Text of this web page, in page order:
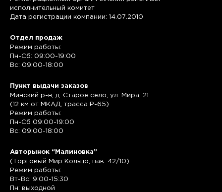
исполнительный комитет
Дата регистрации компании: 14.07.2010
Отдел продаж
Режим работы:
Пн-Сб: 09:00-19:00
Вс: 09:00-18:00
Пункт выдачи заказов
Минский р-н, д. Старое село, ул. Мира, 21
(12 км от МКАД, трасса P-65)
Режим работы:
Пн-Сб 09:00-19:00
Вс: 09:00-18:00
Авторынок “Малиновка”
(Торговый Мир Кольцо, пав. 42/10)
Режим работы:
Вт-Вс: 9:00-15:30
Пн: выходной